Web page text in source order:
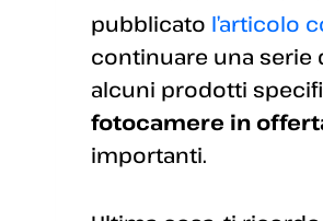
pubblicato l’articolo
continuare una serie
alcuni prodotti
fotocamere in
importanti.